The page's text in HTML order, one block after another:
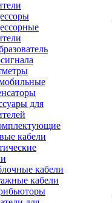
для
кабели
кабели
кабели